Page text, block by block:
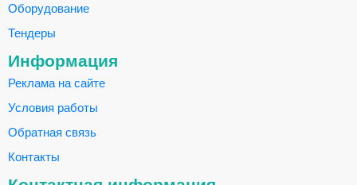
Оборудование
Тендеры
Информация
Реклама на сайте
Условия работы
Обратная связь
Контакты